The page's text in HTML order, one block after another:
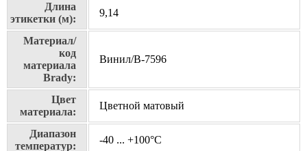
Длина
этикетки (м):
9,14
Материал/
код
материала
Brady:
Винил/В-7596
Цвет
материала:
Цветной матовый
Диапазон
температур:
-40 ... +100°С